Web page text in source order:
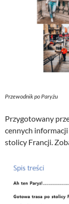
Przewodnik po Paryżu
Przygotowany
cennych
stolicy Francji.